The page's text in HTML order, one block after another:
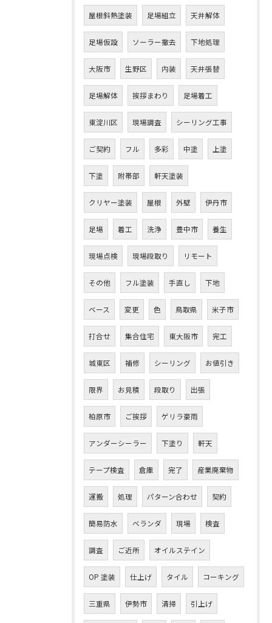
屋根斜熱塗装 足場組立 天井解体
足場仮設 ソーラー撤去 下地処理
大阪市 生野区 内装 天井張替
足場解体 挨拶まわり 足場着工
東淀川区 現場調査 シーリング工事
ご契約 フル 多彩 中塗 上塗
下塗 附帯部 軒天塗装
クリヤー塗装 屋根 外壁 伊丹市
足場 着工 洗浄 豊中市 養生
現場点検 現場段取り リモート
その他 フル塗装 手直し 下地
ベース 変更 色 鳥取県 米子市
打合せ 集合住宅 東大阪市 完工
城東区 補修 シーリング お値引き
限界 お見積 段取り 出張
柏原市 ご挨拶 ゲリラ豪雨
アンダーシーラー 下塗り 軒天
テープ検査 倉庫 完了 産業廃棄物
運搬 処理 パターン合わせ 契約
簡易防水 ベランダ 現場 検査
調査 ご近所 オイルステイン
OP 塗装 仕上げ タイル コーキング
三重県 伊勢市 清掃 引上げ